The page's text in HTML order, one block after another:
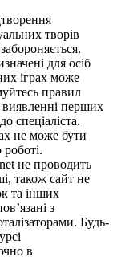
творів
для осіб
іграх може
правил
виявленні перших
спеціаліста.
не може бути
не проводить
також сайт не
та інших
з
Будь-
в